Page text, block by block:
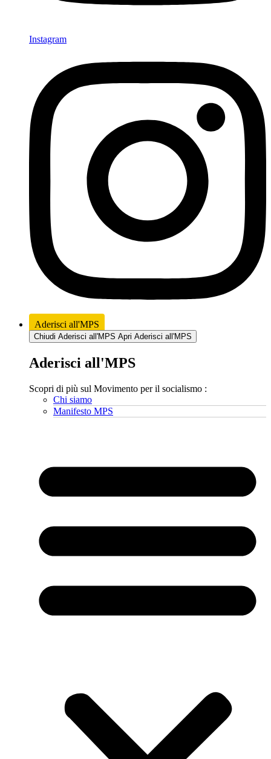
Instagram
Aderisci all'MPS
Chiudi Aderisci all'MPS Apri Aderisci all'MPS
Aderisci all'MPS
Scopri di più sul Movimento per il socialismo :
Chi siamo
Manifesto MPS